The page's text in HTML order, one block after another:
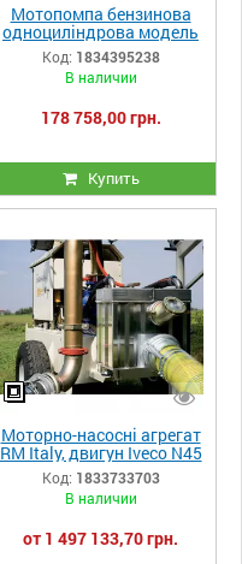
Мотопомпа бензинова
одноциліндрова модель
20G - 325/15 - 20 к.с. (14,7
kWt)
Код: 1834395238
В наличии
178 758,00 грн.
Купить
Моторно-насосні агрегат
RM Italy, двигун Iveco N45
MSTX, насос Caprari MEC
Mg 100/2 HT - 126 к.с. (93
kWt)
Код: 1833733703
В наличии
от 1 497 133,70 грн.